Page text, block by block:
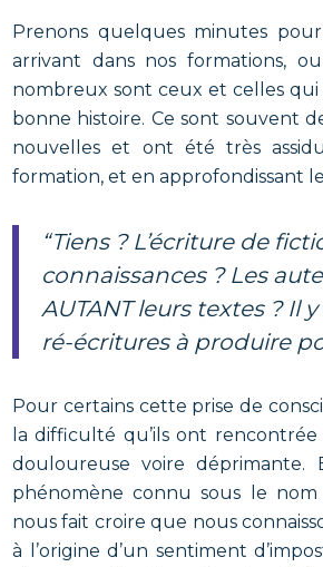
Prenons quelques minutes
arrivant dans nos formations,
nombreux sont ceux et celles qui
bonne histoire. Ce sont souvent
nouvelles et ont été très
formation, et en approfondissant
“Tiens ? L’écriture de fiction demande AUTANT de techniques et de
connaissances ? Les
AUTANT leurs textes ? Il
ré-écritures à produire
Pour certains cette prise de
la difficulté qu’ils ont
douloureuse voire déprimante.
phénomène connu sous le nom
nous fait croire que nous
à l’origine d’un sentiment